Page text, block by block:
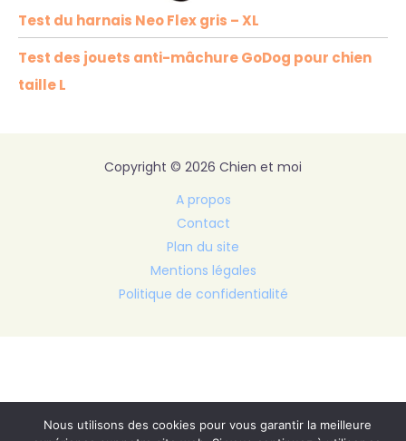
Test du harnais Neo Flex gris – XL
Test des jouets anti-mâchure GoDog pour chien
taille L
Copyright © 2026 Chien et moi
A propos
Contact
Plan du site
Mentions légales
Politique de confidentialité
Nous utilisons des cookies pour vous garantir la meilleure